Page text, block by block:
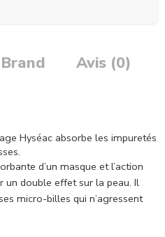
Brand Avis (0)
Hyséac absorbe les impuretés
d’un masque et l’action
un double effet sur la peau. Il
micro-billes qui n’agressent